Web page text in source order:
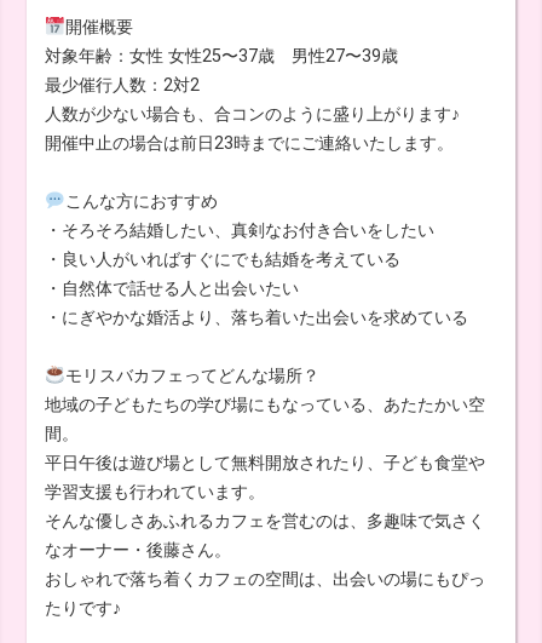
開催概要
対象年齢：女性 女性25〜37歳 男性27〜39歳
最少催行人数：2対2
人数が少ない場合も、合コンのように盛り上がります♪
開催中止の場合は前日23時までにご連絡いたします。
こんな方におすすめ
・そろそろ結婚したい、真剣なお付き合いをしたい
・良い人がいればすぐにでも結婚を考えている
・自然体で話せる人と出会いたい
・にぎやかな婚活より、落ち着いた出会いを求めている
モリスバカフェってどんな場所？
地域の子どもたちの学び場にもなっている、あたたかい空
間。
平日午後は遊び場として無料開放されたり、子ども食堂や
学習支援も行われています。
そんな優しさあふれるカフェを営むのは、多趣味で気さく
なオーナー・後藤さん。
おしゃれで落ち着くカフェの空間は、出会いの場にもぴっ
たりです♪